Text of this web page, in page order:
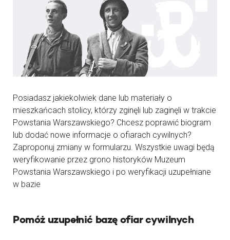
Posiadasz jakiekolwiek dane lub materiały o
mieszkańcach stolicy, którzy zginęli lub zaginęli w trakcie
Powstania Warszawskiego? Chcesz poprawić biogram
lub dodać nowe informacje o ofiarach cywilnych?
Zaproponuj zmiany w formularzu. Wszystkie uwagi będą
weryfikowanie przez grono historyków Muzeum
Powstania Warszawskiego i po weryfikacji uzupełniane
w bazie
Pomóż uzupełnić bazę ofiar cywilnych